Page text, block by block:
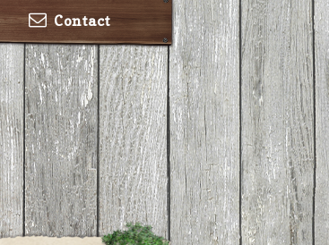
Contact